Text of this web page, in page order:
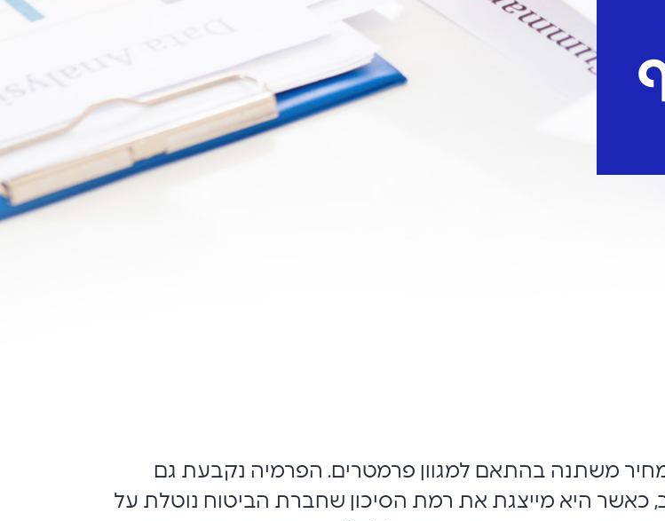
משתנה בהתאם למגוון פרמטרים. הפרמיה נקבעת גם
כאשר היא מייצגת את רמת הסיכון שחברת הביטוח נוטלת על